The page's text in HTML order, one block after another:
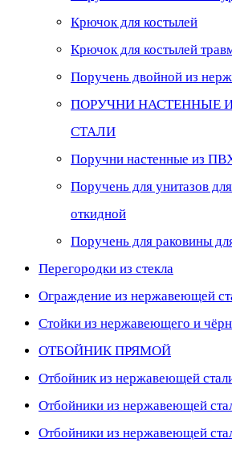
Крючок для костылей
Крючок для костылей
Поручень двойной из
ПОРУЧНИ НАСТЕННЫЕ
СТАЛИ
Поручни настенные из
Поручень для унитазов
откидной
Поручень для раковины
Перегородки из стекла
Ограждение из нержавеющей
Стойки из нержавеющего и
ОТБОЙНИК ПРЯМОЙ
Отбойник из нержавеющей
Отбойники из нержавеющей
Отбойники из нержавеющей